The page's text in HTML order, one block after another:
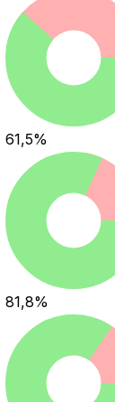
61,5%
81,8%